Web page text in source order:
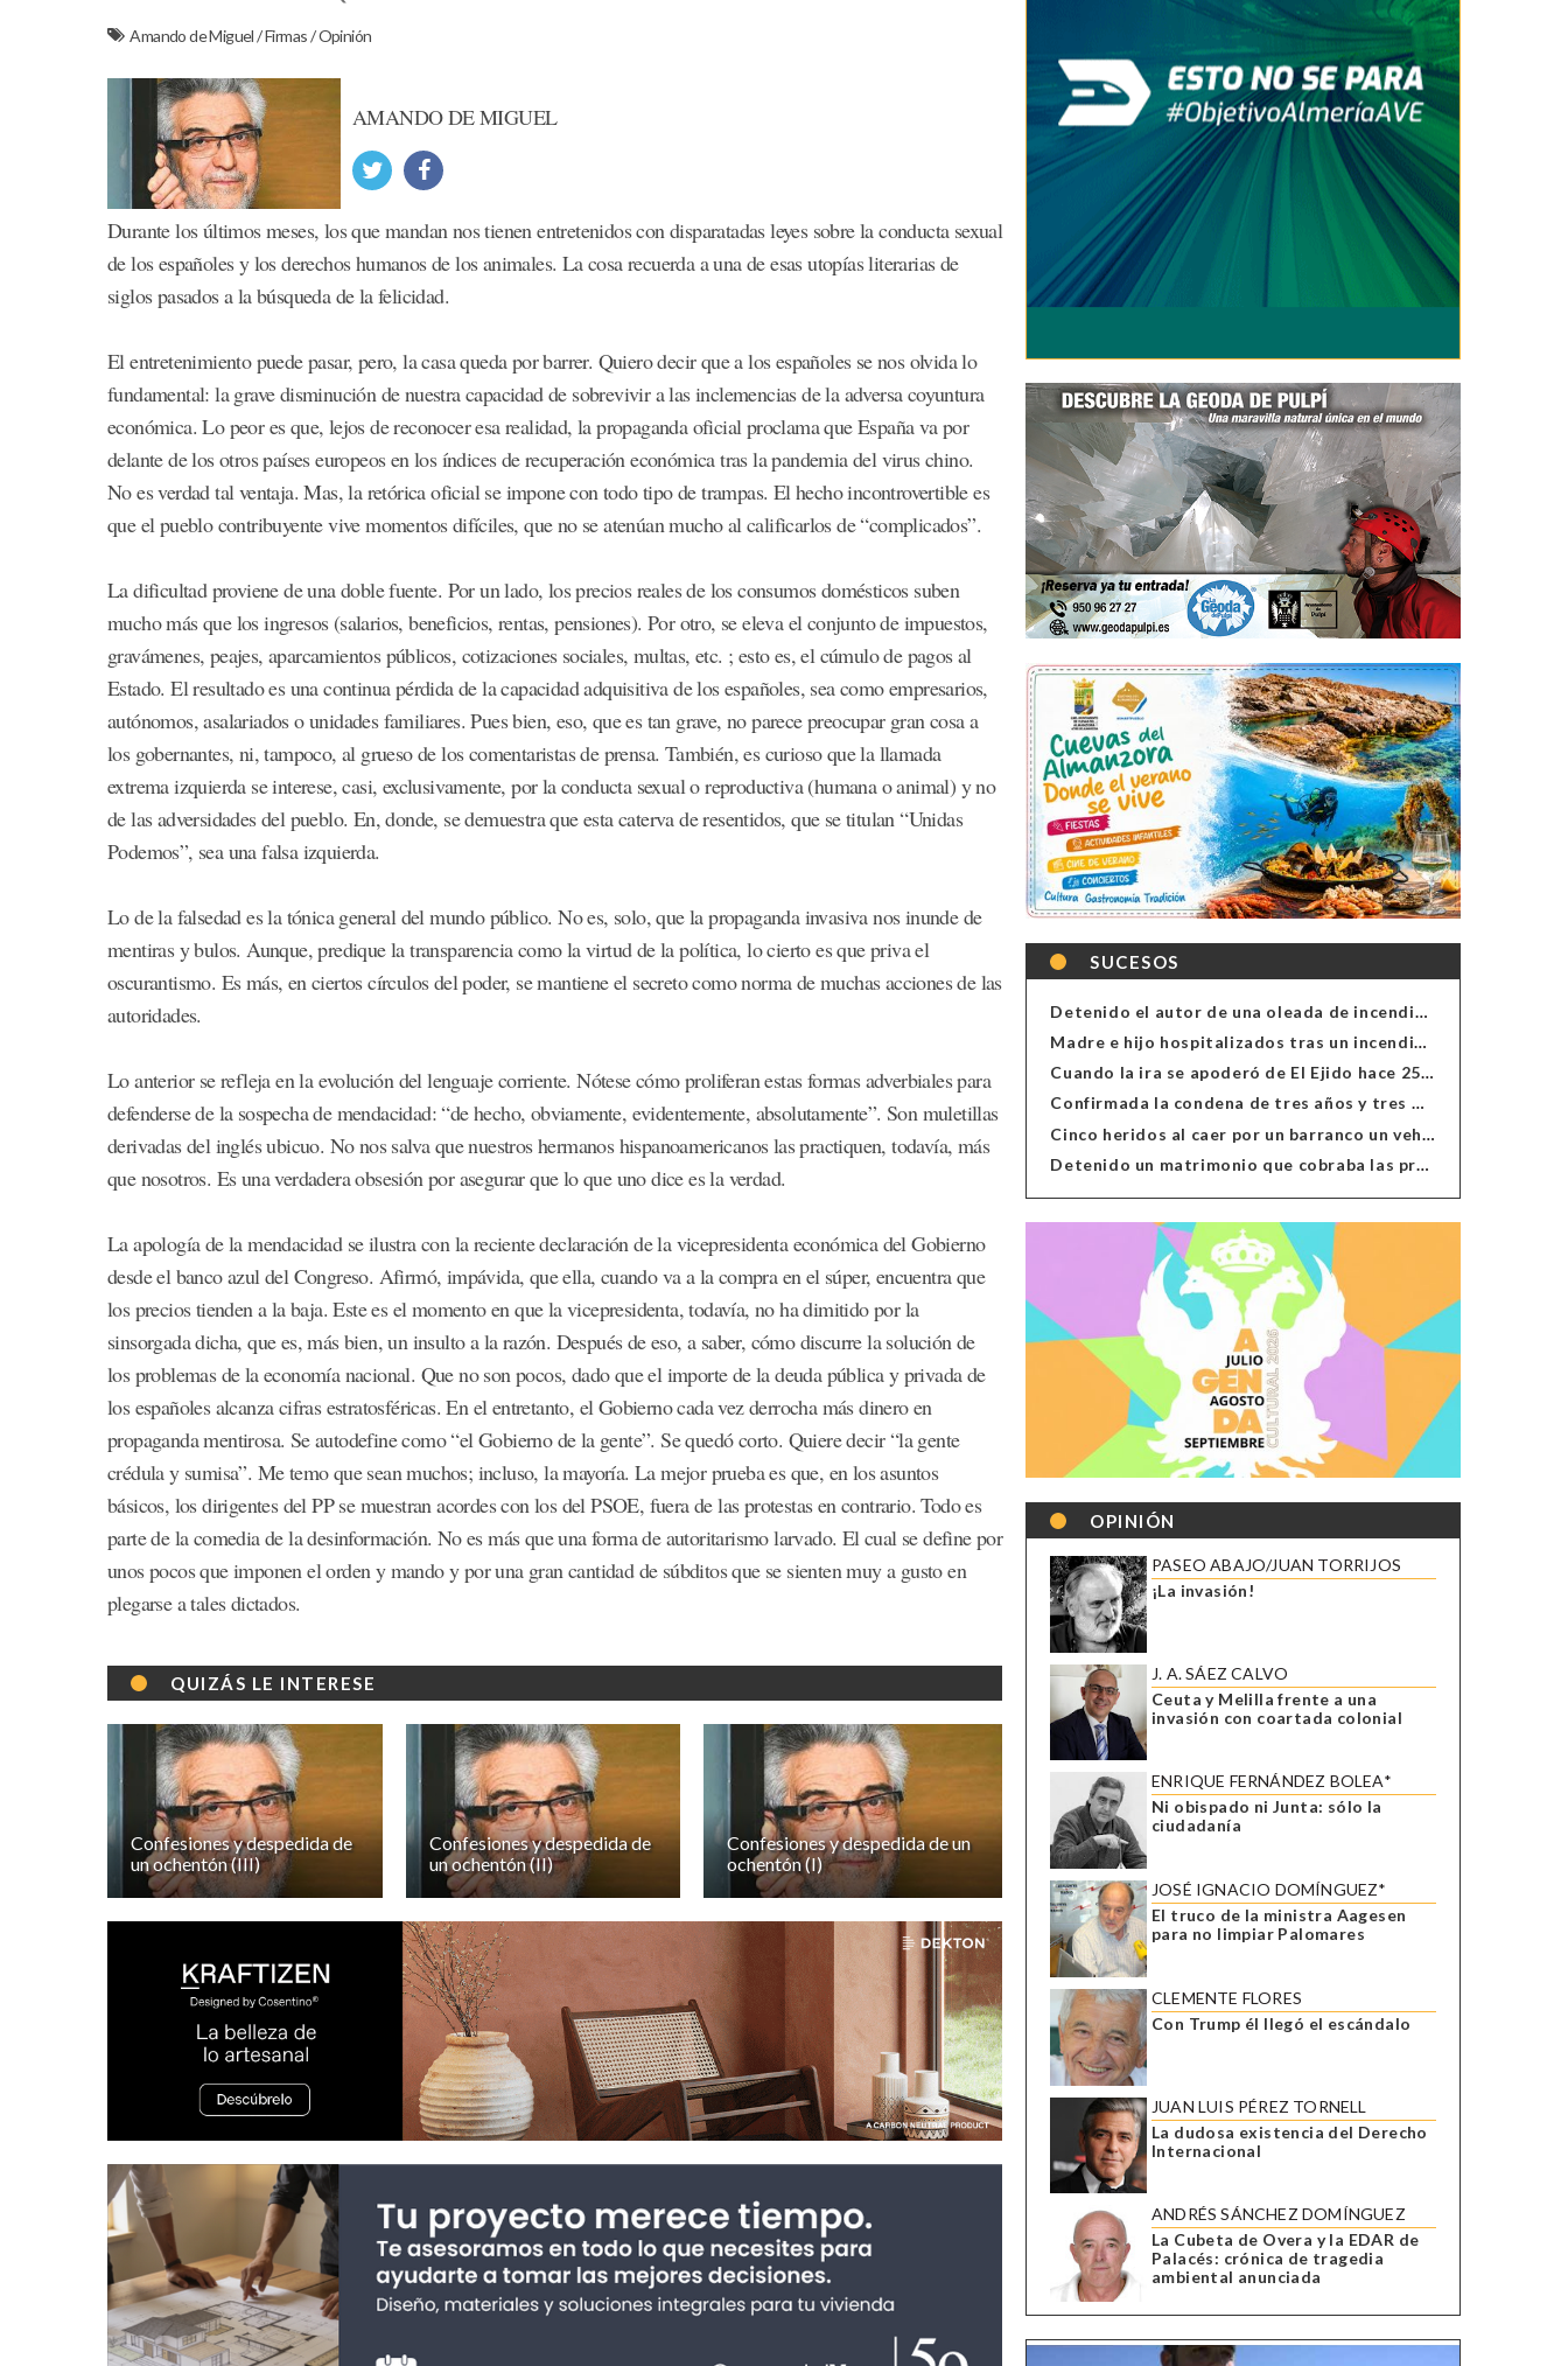
Amando de Miguel/Firmas/Opinión
AMANDO DE MIGUEL
Durante los últimos meses, los que mandan nos tienen entretenidos con disparatadas leyes sobre la conducta sexual
de los españoles y los derechos humanos de los animales. La cosa recuerda a una de esas utopías literarias de
siglos pasados a la búsqueda de la felicidad.
El entretenimiento puede pasar, pero, la casa queda por barrer. Quiero decir que a los españoles se nos olvida lo
fundamental: la grave disminución de nuestra capacidad de sobrevivir a las inclemencias de la adversa coyuntura
económica. Lo peor es que, lejos de reconocer esa realidad, la propaganda oficial proclama que España va por
delante de los otros países europeos en los índices de recuperación económica tras la pandemia del virus chino.
No es verdad tal ventaja. Mas, la retórica oficial se impone con todo tipo de trampas. El hecho incontrovertible es
que el pueblo contribuyente vive momentos difíciles, que no se atenúan mucho al calificarlos de “complicados”.
La dificultad proviene de una doble fuente. Por un lado, los precios reales de los consumos domésticos suben
mucho más que los ingresos (salarios, beneficios, rentas, pensiones). Por otro, se eleva el conjunto de impuestos,
gravámenes, peajes, aparcamientos públicos, cotizaciones sociales, multas, etc. ; esto es, el cúmulo de pagos al
Estado. El resultado es una continua pérdida de la capacidad adquisitiva de los españoles, sea como empresarios,
autónomos, asalariados o unidades familiares. Pues bien, eso, que es tan grave, no parece preocupar gran cosa a
los gobernantes, ni, tampoco, al grueso de los comentaristas de prensa. También, es curioso que la llamada
extrema izquierda se interese, casi, exclusivamente, por la conducta sexual o reproductiva (humana o animal) y no
de las adversidades del pueblo. En, donde, se demuestra que esta caterva de resentidos, que se titulan “Unidas
Podemos”, sea una falsa izquierda.
Lo de la falsedad es la tónica general del mundo público. No es, solo, que la propaganda invasiva nos inunde de
mentiras y bulos. Aunque, predique la transparencia como la virtud de la política, lo cierto es que priva el
oscurantismo. Es más, en ciertos círculos del poder, se mantiene el secreto como norma de muchas acciones de las
autoridades.
Lo anterior se refleja en la evolución del lenguaje corriente. Nótese cómo proliferan estas formas adverbiales para
defenderse de la sospecha de mendacidad: “de hecho, obviamente, evidentemente, absolutamente”. Son muletillas
derivadas del inglés ubicuo. No nos salva que nuestros hermanos hispanoamericanos las practiquen, todavía, más
que nosotros. Es una verdadera obsesión por asegurar que lo que uno dice es la verdad.
La apología de la mendacidad se ilustra con la reciente declaración de la vicepresidenta económica del Gobierno
desde el banco azul del Congreso. Afirmó, impávida, que ella, cuando va a la compra en el súper, encuentra que
los precios tienden a la baja. Este es el momento en que la vicepresidenta, todavía, no ha dimitido por la
sinsorgada dicha, que es, más bien, un insulto a la razón. Después de eso, a saber, cómo discurre la solución de
los problemas de la economía nacional. Que no son pocos, dado que el importe de la deuda pública y privada de
los españoles alcanza cifras estratosféricas. En el entretanto, el Gobierno cada vez derrocha más dinero en
propaganda mentirosa. Se autodefine como “el Gobierno de la gente”. Se quedó corto. Quiere decir “la gente
crédula y sumisa”. Me temo que sean muchos; incluso, la mayoría. La mejor prueba es que, en los asuntos
básicos, los dirigentes del PP se muestran acordes con los del PSOE, fuera de las protestas en contrario. Todo es
parte de la comedia de la desinformación. No es más que una forma de autoritarismo larvado. El cual se define por
unos pocos que imponen el orden y mando y por una gran cantidad de súbditos que se sienten muy a gusto en
plegarse a tales dictados.
QUIZÁS LE INTERESE
Confesiones y despedida de
un ochentón (III)
Confesiones y despedida de
un ochentón (II)
Confesiones y despedida de un
ochentón (I)
SUCESOS
Detenido el autor de una oleada de incendios de contenedores en Almería
Madre e hijo hospitalizados tras un incendio en la cocina de una vivienda en Almería
Cuando la ira se apoderó de El Ejido hace 25 años
Confirmada la condena de tres años y tres meses al hombre de Antas acusado de xenofobia
Cinco heridos al caer por un barranco un vehículo en Alcolea
Detenido un matrimonio que cobraba las prestaciones de ilegales en Almería, Granada, Málaga, Huelva y Murcia
OPINIÓN
PASEO ABAJO/JUAN TORRIJOS
¡La invasión!
J. A. SÁEZ CALVO
Ceuta y Melilla frente a una
invasión con coartada colonial
ENRIQUE FERNÁNDEZ BOLEA*
Ni obispado ni Junta: sólo la
ciudadanía
JOSÉ IGNACIO DOMÍNGUEZ*
El truco de la ministra Aagesen
para no limpiar Palomares
CLEMENTE FLORES
Con Trump él llegó el escándalo
JUAN LUIS PÉREZ TORNELL
La dudosa existencia del Derecho
Internacional
ANDRÉS SÁNCHEZ DOMÍNGUEZ
La Cubeta de Overa y la EDAR de
Palacés: crónica de tragedia
ambiental anunciada